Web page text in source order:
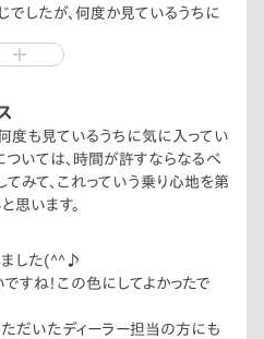
でしたが、何度か見ているうちに
応で購入を決めました。
度も見ているうちに気に入ってい
ついては、時間が許すならなるべ
みて、これっていう乗り心地を第
思います。
ました(^^♪
すね！この色にしてよかったで
だいたディーラー担当の方にも